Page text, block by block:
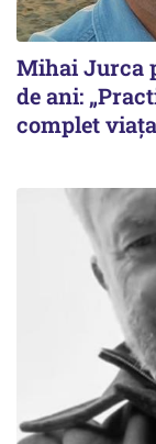
Mihai Jurca
de ani:
complet